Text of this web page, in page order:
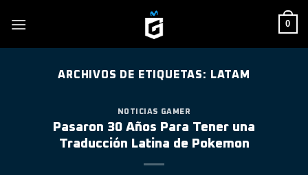
0
ARCHIVOS DE ETIQUETAS: LATAM
NOTICIAS GAMER
Pasaron 30 Años Para Tener una
Traducción Latina de Pokemon